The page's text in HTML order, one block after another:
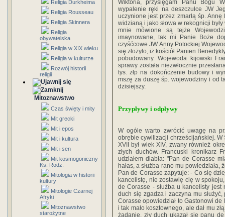
Religia Durkheima
Religia Rousseau
Religia Skinnera
Religia
obywatelska
Religia w XIX wieku
Religia w kulturze
Rozwój historii
religii
Mitoznawstwo
Czas święty i mity
Mit grecki
Mit i epos
Mit i kultura
Mit i sen
Mit kosmogoniczny
Ks. Rodz.
Mitologia w historii
kultury
Mitologie Czarnej
Afryki
Mitoznawstwo
starożytne
Wiktoria, przysięgam Panu Bogu
wypalenie ręki na deszczułce JW
uczynione jest przez zmarłą śp.
widzianą i jako słowa w rekognicji
mnie mówione są tejże
imaynowane, tak mi Panie Boże
czyśćcowe JW Anny Potockiej
się złożyło, iż kościół Panien
pobudowany. Wojewoda kijowski
sprawy została niezwłocznie
tys. złp na dokończenie budowy i
mszę za duszę śp. wojewodziny i od
dzisiejszy.
Przypływy i odpływy
W ogóle warto zwrócić uwagę na
obrębie cywilizacji chrześcijańskiej.
XVII był wiek XIV, zwany również
złych duchów. Francuski kronikarz
udziałem diabła: "Pan de Corasse
hałas, a służba rano mu
Pan de Corasse zapytuje: - Co się
kancelistę, nie zostawię cię w
de Corasse - służba u kancelisty jest
duch się zgadza i zaczyna mu
Corasse opowiedział to Gastonowi de
i tak mało kosztownego, ale dał mu
żądanie, zły duch ukazał się panu